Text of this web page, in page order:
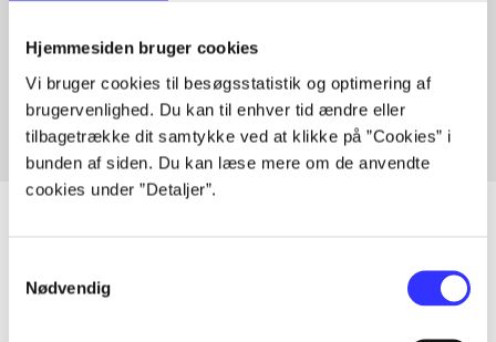
Hjemmesiden bruger cookies
Vi bruger cookies til besøgsstatistik og optimering af
brugervenlighed. Du kan til enhver tid ændre eller
tilbagetrække dit samtykke ved at klikke på ”Cookies” i
bunden af siden. Du kan læse mere om de anvendte
cookies under ”Detaljer”.
Nødvendig
Artikler med samme emner
Artikler